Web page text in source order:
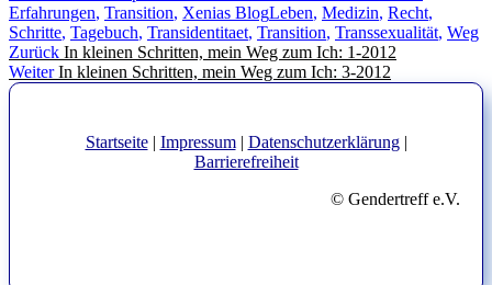
am
Erfahrungen, Transition, Xenias BlogSchlagwörter
Leben, Medizin, Recht,
Schritte, Tagebuch, Transidentitaet, Transition, Transsexualität, Weg
Beitragsnavigation
Zurück Vorheriger
Beitrag:
In kleinen Schritten, mein Weg zum Ich: 1-2012
Weiter Nächster
In kleinen Schritten, mein Weg zum Ich: 3-2012
Startseite| Impressum| Datenschutzerklärung|
Barrierefreiheit
© Gendertreff e.V.